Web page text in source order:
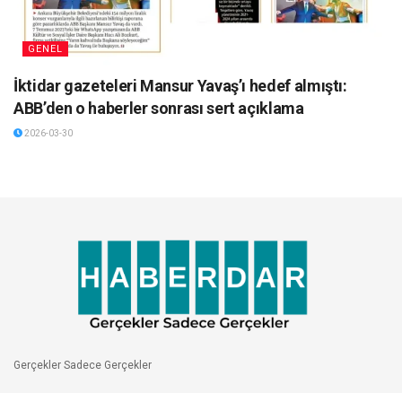
GENEL
İktidar gazeteleri Mansur Yavaş’ı hedef almıştı:
ABB’den o haberler sonrası sert açıklama
2026-03-30
Gerçekler Sadece Gerçekler